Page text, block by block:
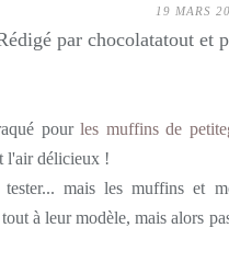
19 MARS
par chocolatatout et
pourles muffins de
l'air délicieux !
mais les muffins et
à leur modèle, mais alors